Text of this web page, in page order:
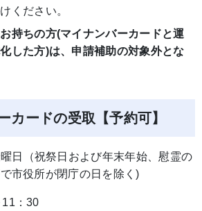
ください。
持ちの方(マイナンバーカードと運
した方)は、申請補助の対象外とな
ードの受取【予約可】
日（祝祭日および年末年始、慰霊の
市役所が閉庁の日を除く)
：30